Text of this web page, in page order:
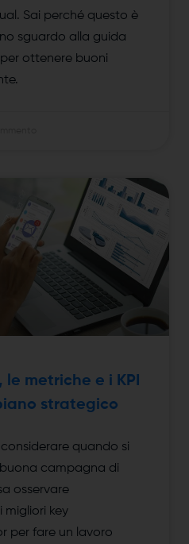
Sai perché questo è
sguardo alla guida
ottenere buoni
metriche e i KPI
strategico
quando si
campagna di
osservare
key
per fare un lavoro